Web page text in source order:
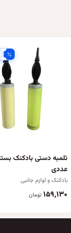
تلمبه دستی بادکنک
عددی
بادکنک و لوازم جانبی
۱۵۹٬۱۳۰ تومان